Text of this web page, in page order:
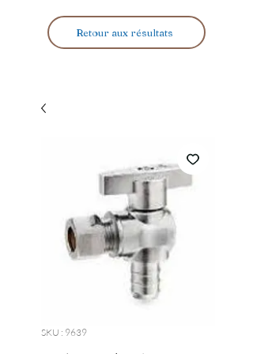
Retour aux résultats
SKU : 9639